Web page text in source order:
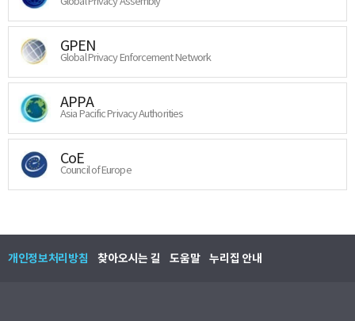
GPEN
Global Privacy Enforcement Network
APPA
Asia Pacific Privacy Authorities
CoE
Council of Europe
개인정보처리방침 찾아오시는 길 도움말 누리집 안내